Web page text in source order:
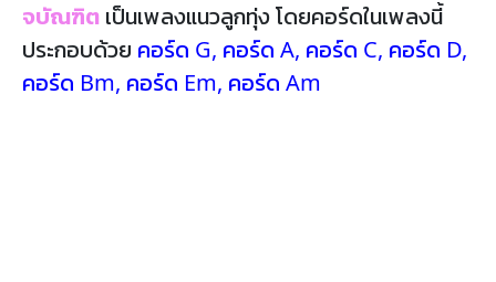
จบัณฑิต เป็นเพลงแนวลูกทุ่ง โดยคอร์ดในเพลงนี้
ประกอบด้วย คอร์ด G, คอร์ด A, คอร์ด C, คอร์ด D,
คอร์ด Bm, คอร์ด Em, คอร์ด Am